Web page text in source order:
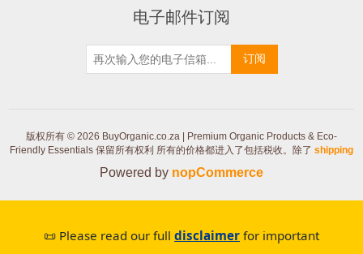
电子邮件订阅
订阅
版权所有 © 2026 BuyOrganic.co.za | Premium Organic Products & Eco-
Friendly Essentials 保留所有权利 所有的价格都进入了包括税收。除了 shipping
Powered by nopCommerce
📜 Please read our full disclaimer for important